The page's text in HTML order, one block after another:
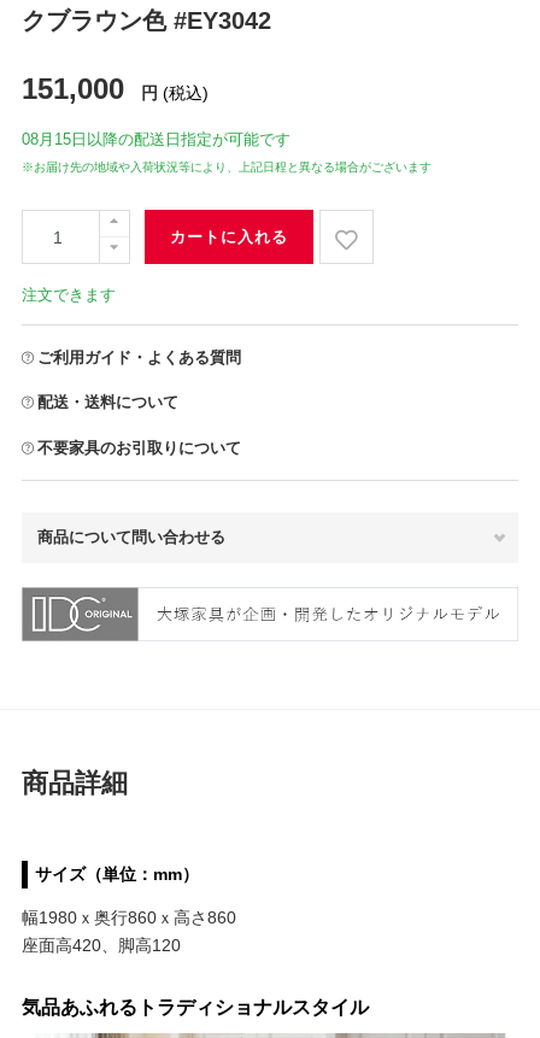
クブラウン色 #EY3042
151,000 円 (税込)
08月15日 以降の配送日指定が可能です
※お届け先の地域や入荷状況等により、上記日程と異なる場合がございます
カートに入れる
注文できます
ご利用ガイド・よくある質問
配送・送料について
不要家具のお引取りについて
商品について問い合わせる
商品詳細
サイズ（単位：mm）
幅1980ｘ奥行860ｘ高さ860
座面高420、脚高120
気品あふれるトラディショナルスタイル